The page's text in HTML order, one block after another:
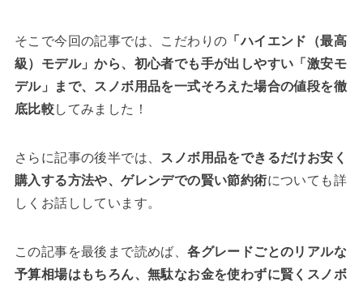
そこで今回の記事では、こだわりの 「ハイエンド（最高
級）モデル」から、初心者でも手が出しやすい「激安モ
デル」まで、スノボ用品を一式そろえた場合の値段を徹
底比較してみました！
さらに記事の後半では、 スノボ用品をできるだけお安く
購入する方法や、ゲレンデでの賢い節約術についても詳
しくお話ししています。
この記事を最後まで読めば、各グレードごとのリアルな
予算相場はもちろん、無駄なお金を使わずに賢くスノボ